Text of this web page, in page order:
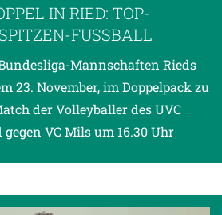
IN RIED: TOP-
FUSSBALL
Mannschaften Rieds
23. November, im Doppelpack zu
der Volleyballer des UVC
VC Mils um 16.30 Uhr